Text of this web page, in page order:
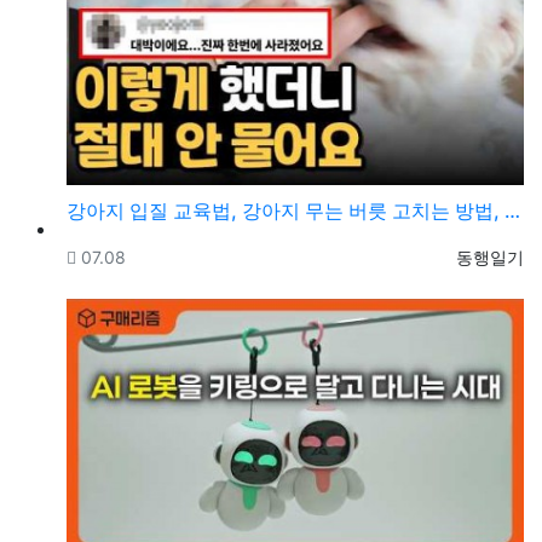
강아지 입질 교육법, 강아지 무는 버릇 고치는 방법, …
등록자
동행일기
등록일
07.08